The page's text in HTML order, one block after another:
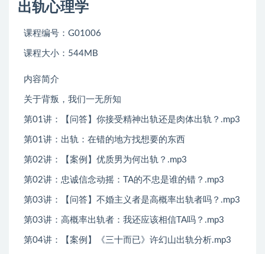
出轨心理学
课程编号：G01006
课程大小：544MB
内容简介
关于背叛，我们一无所知
第01讲：【问答】你接受精神出轨还是肉体出轨？.mp3
第01讲：出轨：在错的地方找想要的东西
第02讲：【案例】优质男为何出轨？.mp3
第02讲：忠诚信念动摇：TA的不忠是谁的错？.mp3
第03讲：【问答】不婚主义者是高概率出轨者吗？.mp3
第03讲：高概率出轨者：我还应该相信TA吗？.mp3
第04讲：【案例】《三十而已》许幻山出轨分析.mp3